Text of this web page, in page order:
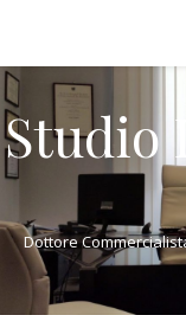
Studio
Dottore